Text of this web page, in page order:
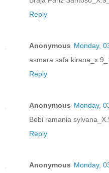
Reply
Anonymous Monday,
asmara safa
Reply
Anonymous Monday,
Bebi ramania
Reply
Anonymous Monday,